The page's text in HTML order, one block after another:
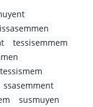
issasemmen
tessisemmem
tessismem
ssasemment
susmuyen